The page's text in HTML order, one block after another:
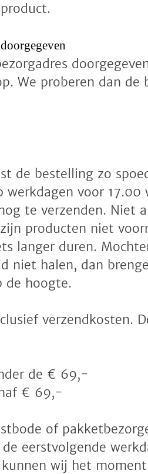
We proberen dan de
de bestelling zo
werkdagen voor 17.00
te verzenden. Niet
producten niet
langer duren.
niet halen, dan
de hoogte.
verzendkosten.
de € 69,-
€ 69,-
of
eerstvolgende
wij het